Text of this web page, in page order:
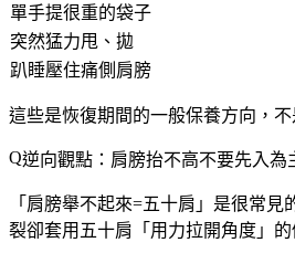
單手提很重的袋子
突然猛力甩、拋
趴睡壓住痛側肩膀
這些是恢復期間的一般保養方向，
逆向觀點：肩膀抬不高不要先入為
「肩膀舉不起來=五十肩」是很常
裂卻套用五十肩「用力拉開角度」